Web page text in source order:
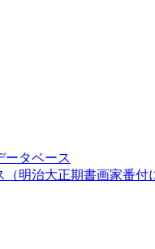
ータベース
（明治大正期書画家番付